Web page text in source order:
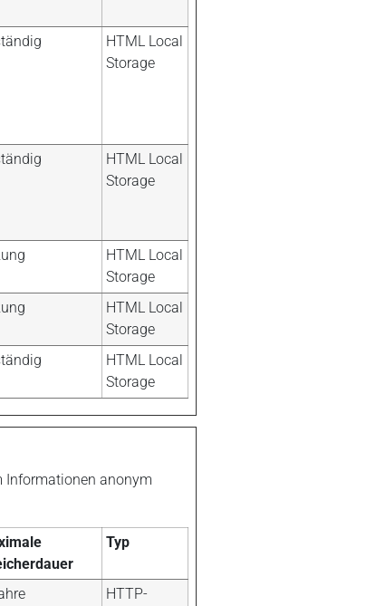
HTML Local
Storage
HTML Local
Storage
HTML Local
Storage
HTML Local
Storage
HTML Local
Storage
Informationen anonym
Typ
HTTP-